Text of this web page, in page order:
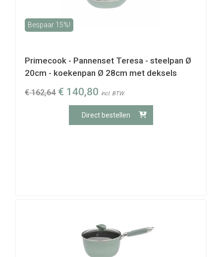
Bespaar 15%!
Primecook - Pannenset Teresa - steelpan Ø
20cm - koekenpan Ø 28cm met deksels
€ 162,64 € 140,80 incl. BTW
Direct bestellen